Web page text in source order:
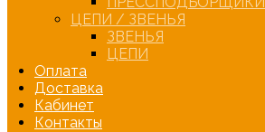
ЦЕПИ / ЗВЕНЬЯ
ЗВЕНЬЯ
ЦЕПИ
Оплата
Доставка
Кабинет
Контакты